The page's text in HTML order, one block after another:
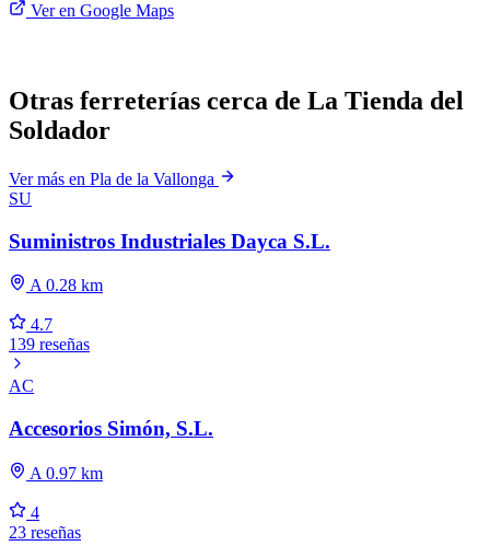
Ver en Google Maps
Otras ferreterías cerca de La Tienda del
Soldador
Ver más en Pla de la Vallonga
SU
Suministros Industriales Dayca S.L.
A 0.28 km
4.7
139 reseñas
AC
Accesorios Simón, S.L.
A 0.97 km
4
23 reseñas